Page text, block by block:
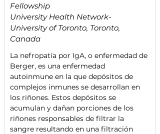
Fellowship
University Health Network-
University of Toronto, Toronto,
Canada
La nefropatía por IgA, o enfermedad de
Berger, es una enfermedad
autoinmune en la que depósitos de
complejos inmunes se desarrollan en
los riñones. Estos depósitos se
acumulan y dañan porciones de los
riñones responsables de filtrar la
sangre resultando en una filtración